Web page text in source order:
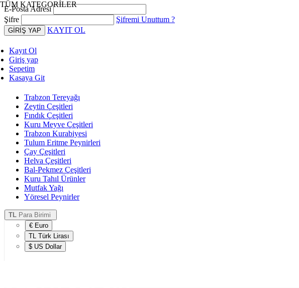
E-Posta Adresi
Şifre
Şifremi Unuttum ?
KAYIT OL
Kayıt Ol
Giriş yap
Sepetim
Kasaya Git
Trabzon Tereyağı
Zeytin Çeşitleri
Fındık Çeşitleri
Kuru Meyve Çeşitleri
Trabzon Kurabiyesi
Tulum Eritme Peynirleri
Çay Çeşitleri
Helva Çeşitleri
Bal-Pekmez Çeşitleri
Kuru Tahıl Ürünler
Mutfak Yağı
Yöresel Peynirler
TL Para Birimi
€ Euro
TL Türk Lirası
$ US Dollar
TÜM KATEGORİLER